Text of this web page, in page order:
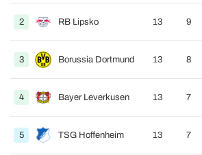
2 RB Lipsko 13 9
3 Borussia Dortmund 13 8
4 Bayer Leverkusen 13 7
5 TSG Hoffenheim 13 7